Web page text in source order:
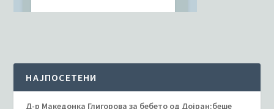
НАЈПОСЕТЕНИ
Д-р Македонка Глигорова за бебето од Дојран:беше